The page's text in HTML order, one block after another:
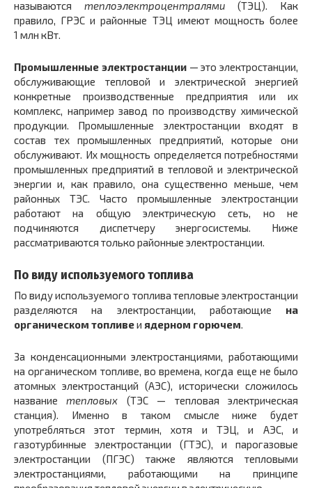
называются теплоэлектроцентралями (ТЭЦ). Как
правило, ГРЭС и районные ТЭЦ имеют мощность более
1 млн кВт.
Промышленные электростанции— это электростанции,
обслуживающие тепловой и электрической энергией
конкретные производственные предприятия или их
комплекс, например завод по производству химической
продукции. Промышленные электростанции входят в
состав тех промышленных предприятий, которые они
обслуживают. Их мощность определяется потребностями
промышленных предприятий в тепловой и электрической
энергии и, как правило, она существенно меньше, чем
районных ТЭС. Часто промышленные электростанции
работают на общую электрическую сеть, но не
подчиняются диспетчеру энергосистемы. Ниже
рассматриваются только районные электростанции.
По виду используемого топлива
По виду используемого топлива тепловые электростанции
разделяются на электростанции, работающие на
органическом топливеи ядерном горючем.
За конденсационными электростанциями, работающими
на органическом топливе, во времена, когда еще не было
атомных электростанций (АЭС), исторически сложилось
названиетепловых (ТЭС — тепловая электрическая
станция). Именно в таком смысле ниже будет
употребляться этот термин, хотя и ТЭЦ, и АЭС, и
газотурбинные электростанции (ГТЭС), и парогазовые
электростанции (ПГЭС) также являются тепловыми
электростанциями, работающими на принципе